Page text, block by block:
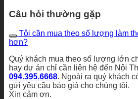
Câu hỏi thường gặp
Tôi cần mua theo số lượng làm
hơn?
Quý khách mua theo số lượng lớn
hay dự án chỉ cần liên hệ đến Nội
094.395.6668. Ngoài ra quý khách
gửi yêu cầu báo giá cho chúng tôi.
Xin cảm ơn.